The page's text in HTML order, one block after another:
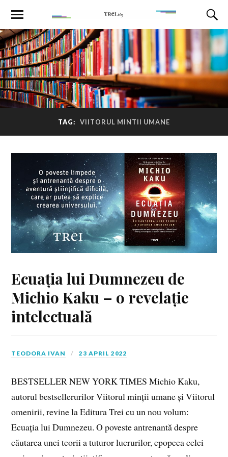
TAG: VIITORUL MINTII UMANE
Ecuația lui Dumnezeu de
Michio Kaku – o revelație
intelectuală
TEODORA IVAN 23 APRIL 2022
BESTSELLER NEW YORK TIMES Michio Kaku,
autorul bestsellerurilor Viitorul minții umane și Viitorul
omenirii, revine la Editura Trei cu un nou volum:
Ecuația lui Dumnezeu. O poveste antrenantă despre
căutarea unei teorii a tuturor lucrurilor, epopeea celei